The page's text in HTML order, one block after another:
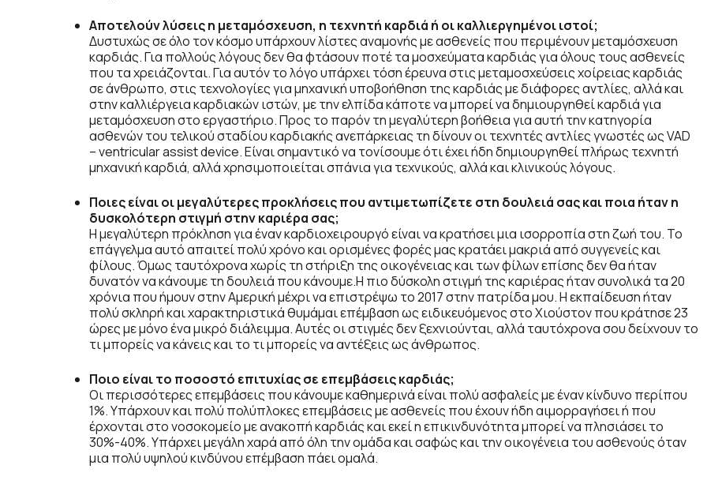
Αποτελούν λύσεις η μεταμόσχευση, η τεχνητή καρδιά ή οι καλλιεργημένοι ιστοί;
Δυστυχώς σε όλο τον κόσμο υπάρχουν λίστες αναμονής με ασθενείς που περιμένουν μεταμόσχευση
καρδιάς. Για πολλούς λόγους δεν θα φτάσουν ποτέ τα μοσχεύματα καρδιάς για όλους τους ασθενείς
που τα χρειάζονται. Για αυτόν το λόγο υπάρχει τόση έρευνα στις μεταμοσχεύσεις χοίρειας καρδιάς
σε άνθρωπο, στις τεχνολογίες για μηχανική υποβοήθηση της καρδιάς με διάφορες αντλίες, αλλά και
στην καλλιέργεια καρδιακών ιστών, με την ελπίδα κάποτε να μπορεί να δημιουργηθεί καρδιά για
μεταμόσχευση στο εργαστήριο. Προς το παρόν τη μεγαλύτερη βοήθεια για αυτή την κατηγορία
ασθενών του τελικού σταδίου καρδιακής ανεπάρκειας τη δίνουν οι τεχνητές αντλίες γνωστές ως VAD
– ventricular assist device. Είναι σημαντικό να τονίσουμε ότι έχει ήδη δημιουργηθεί πλήρως τεχνητή
μηχανική καρδιά, αλλά χρησιμοποιείται σπάνια για τεχνικούς, αλλά και κλινικούς λόγους.
Ποιες είναι οι μεγαλύτερες προκλήσεις που αντιμετωπίζετε στη δουλειά σας και ποια ήταν η
δυσκολότερη στιγμή στην καριέρα σας;
Η μεγαλύτερη πρόκληση για έναν καρδιοχειρουργό είναι να κρατήσει μια ισορροπία στη ζωή του. Το
επάγγελμα αυτό απαιτεί πολύ χρόνο και ορισμένες φορές μας κρατάει μακριά από συγγενείς και
φίλους. Όμως ταυτόχρονα χωρίς τη στήριξη της οικογένειας και των φίλων επίσης δεν θα ήταν
δυνατόν να κάνουμε τη δουλειά που κάνουμε.Η πιο δύσκολη στιγμή της καριέρας ήταν συνολικά τα 20
χρόνια που ήμουν στην Αμερική μέχρι να επιστρέψω το 2017 στην πατρίδα μου. Η εκπαίδευση ήταν
πολύ σκληρή και χαρακτηριστικά θυμάμαι επέμβαση ως ειδικευόμενος στο Χιούστον που κράτησε 23
ώρες με μόνο ένα μικρό διάλειμμα. Αυτές οι στιγμές δεν ξεχνιούνται, αλλά ταυτόχρονα σου δείχνουν το
τι μπορείς να κάνεις και το τι μπορείς να αντέξεις ως άνθρωπος.
Ποιο είναι το ποσοστό επιτυχίας σε επεμβάσεις καρδιάς;
Οι περισσότερες επεμβάσεις που κάνουμε καθημερινά είναι πολύ ασφαλείς με έναν κίνδυνο περίπου
1%. Υπάρχουν και πολύ πολύπλοκες επεμβάσεις με ασθενείς που έχουν ήδη αιμορραγήσει ή που
έρχονται στο νοσοκομείο με ανακοπή καρδιάς και εκεί η επικινδυνότητα μπορεί να πλησιάσει το
30%-40%. Υπάρχει μεγάλη χαρά από όλη την ομάδα και σαφώς και την οικογένεια του ασθενούς όταν
μια πολύ υψηλού κινδύνου επέμβαση πάει ομαλά.